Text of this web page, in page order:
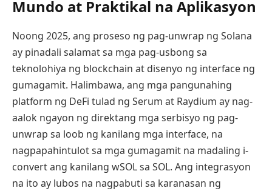
Mundo at Praktikal na Aplikasyon
Noong 2025, ang proseso ng pag-unwrap ng Solana
ay pinadali salamat sa mga pag-usbong sa
teknolohiya ng blockchain at disenyo ng interface ng
gumagamit. Halimbawa, ang mga pangunahing
platform ng DeFi tulad ng Serum at Raydium ay nag-
aalok ngayon ng direktang mga serbisyo ng pag-
unwrap sa loob ng kanilang mga interface, na
nagpapahintulot sa mga gumagamit na madaling i-
convert ang kanilang wSOL sa SOL. Ang integrasyon
na ito ay lubos na nagpabuti sa karanasan ng